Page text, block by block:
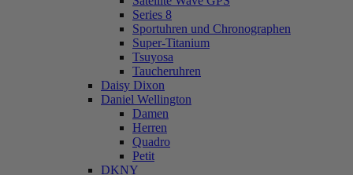
Series 8
Sportuhren und Chronographen
Super-Titanium
Tsuyosa
Taucheruhren
Daisy Dixon
Daniel Wellington
Damen
Herren
Quadro
Petit
DKNY